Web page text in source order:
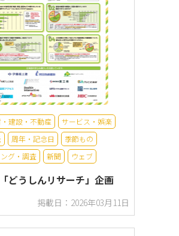
建設・不動産
サービス・娯楽
周年・記念日
季節もの
グ・調査
新聞 ウェブ
どうしんリサーチ」企画
掲載日：2026年03月11日